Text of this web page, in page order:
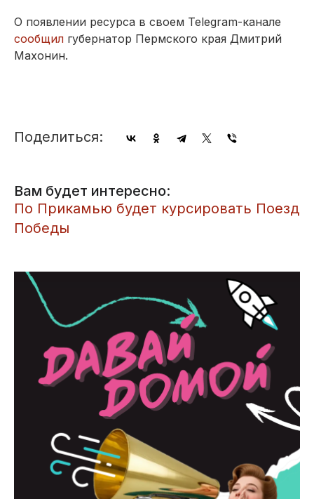
О появлении ресурса в своем Telegram-канале
сообщил губернатор Пермского края Дмитрий
Махонин.
Поделиться:
Вам будет интересно:
​По Прикамью будет курсировать Поезд
Победы